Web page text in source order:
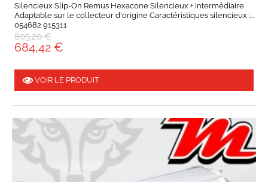
Silencieux Slip-On Remus Hexacone Silencieux + intermédiaire
Adaptable sur le collecteur d'origine Caractéristiques silencieux :...
054682 915311
805,20 €
684,42 €
VOIR LE PRODUIT